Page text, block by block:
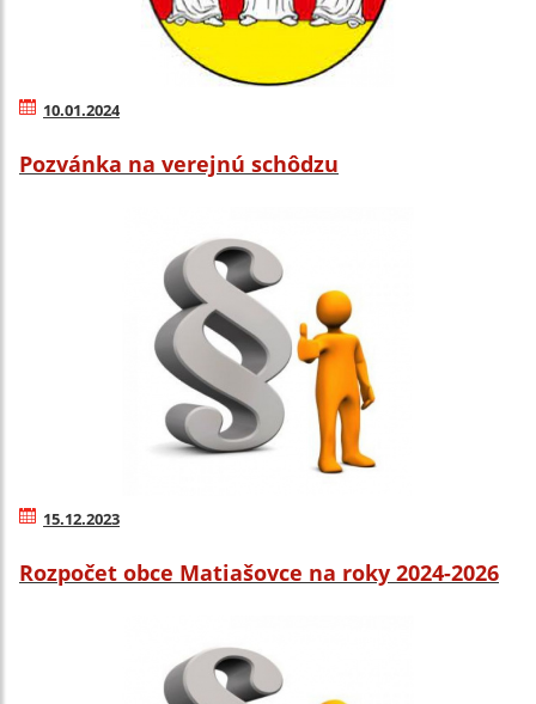
10.01.2024
Pozvánka na verejnú schôdzu
15.12.2023
Rozpočet obce Matiašovce na roky 2024-2026